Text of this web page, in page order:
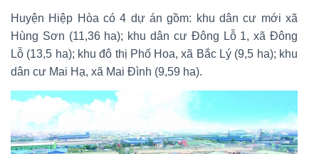
Huyện Hiệp Hòa có 4 dự án gồm: khu dân cư mới xã
Hùng Sơn (11,36 ha); khu dân cư Đông Lỗ 1, xã Đông
Lỗ (13,5 ha); khu đô thị Phố Hoa, xã Bắc Lý (9,5 ha); khu
dân cư Mai Hạ, xã Mai Đình (9,59 ha).